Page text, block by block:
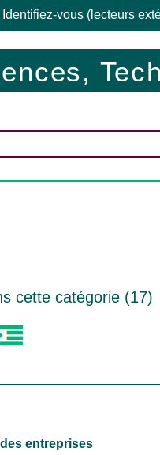
Identifiez-vous (lecteurs
cette catégorie (17)
entreprises